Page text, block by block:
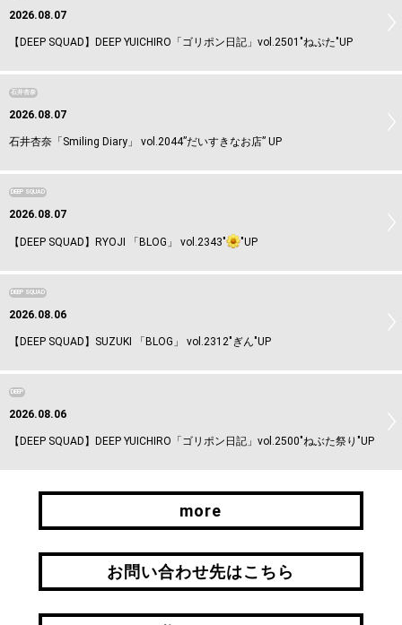
2026.08.07
【DEEP SQUAD】DEEP YUICHIRO「ゴリポン日記」vol.2501"ねぷた"UP
石井杏奈
2026.08.07
石井杏奈「Smiling Diary」 vol.2044”だいすきなお店” UP
DEEP SQUAD
2026.08.07
【DEEP SQUAD】RYOJI 「BLOG」 vol.2343" "UP
DEEP SQUAD
2026.08.06
【DEEP SQUAD】SUZUKI 「BLOG」 vol.2312"ぎん"UP
DEEP
2026.08.06
【DEEP SQUAD】DEEP YUICHIRO「ゴリポン日記」vol.2500"ねぶた祭り"UP
more
more
お問い合わせ先はこちら
お問い合わせ先はこちら
引継ぎはこちら